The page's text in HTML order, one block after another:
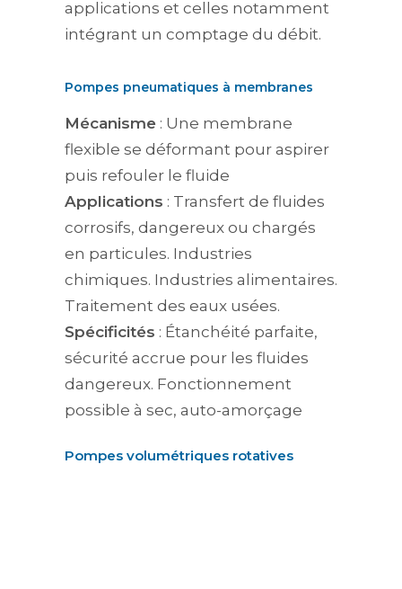
applications et celles notamment
intégrant un comptage du débit.
Pompes pneumatiques à membranes
Mécanisme : Une membrane
flexible se déformant pour aspirer
puis refouler le fluide
Applications : Transfert de fluides
corrosifs, dangereux ou chargés
en particules. Industries
chimiques. Industries alimentaires.
Traitement des eaux usées.
Spécificités : Étanchéité parfaite,
sécurité accrue pour les fluides
dangereux. Fonctionnement
possible à sec, auto-amorçage
Pompes volumétriques rotatives